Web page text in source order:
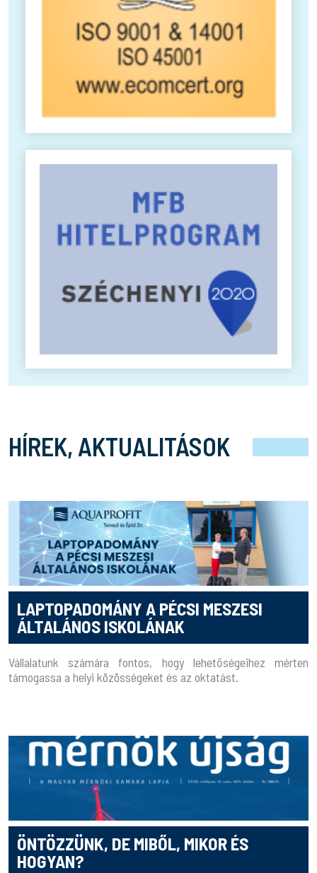
HÍREK, AKTUALITÁSOK
LAPTOPADOMÁNY A PÉCSI MESZESI
ÁLTALÁNOS ISKOLÁNAK
Vállalatunk számára fontos, hogy lehetőségeihez mérten
támogassa a helyi közösségeket és az oktatást.
ÖNTÖZZÜNK, DE MIBŐL, MIKOR ÉS
HOGYAN?